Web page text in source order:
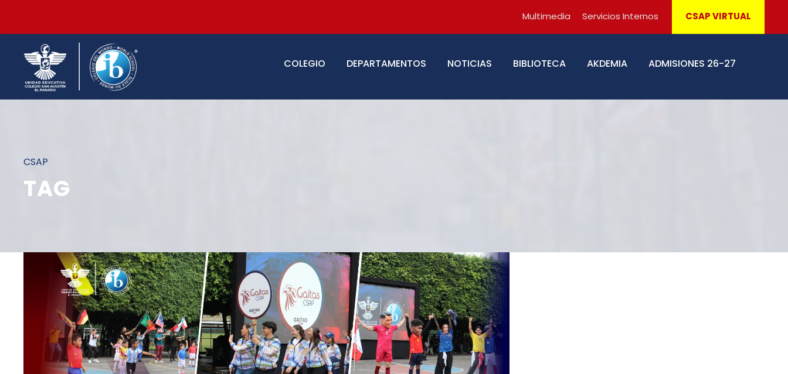
Multimedia Servicios Internos CSAP VIRTUAL
COLEGIO DEPARTAMENTOS NOTICIAS BIBLIOTECA AKDEMIA ADMISIONES 26-27
CSAP
TAG